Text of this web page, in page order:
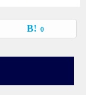
0